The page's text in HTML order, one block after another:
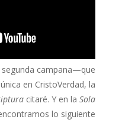
campana—que
en CristoVerdad, la
citaré. Y en laSola
lo siguiente—